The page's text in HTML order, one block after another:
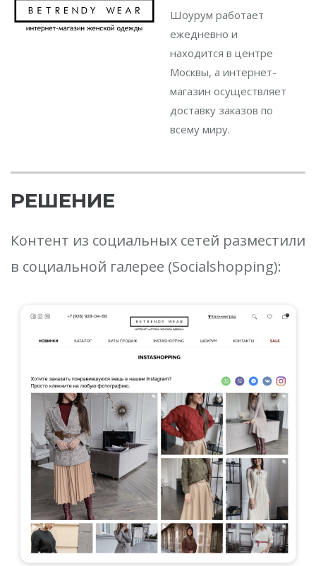
Шоурум работает
ежедневно и
находится в центре
Москвы, а интернет-
магазин осуществляет
доставку заказов по
всему миру.
РЕШЕНИЕ
Контент из социальных сетей разместили
в социальной галерее (Socialshopping):